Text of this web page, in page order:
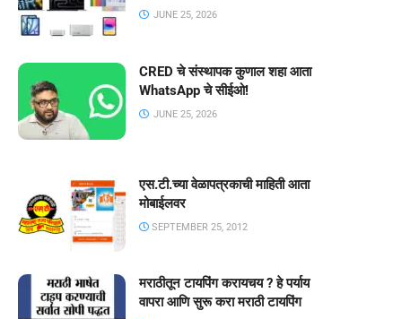
JUNE 25, 2026
CRED चे संस्थापक कुणाल शहा आता
WhatsApp चे सीईओ!
JUNE 25, 2026
एस.टी.च्या वेळापत्रकाची माहिती आता
मोबाईलवर
SEPTEMBER 25, 2012
मराठीतून टायपिंग करायचय ? हे पर्याय
वापरा आणि सुरू करा मराठी टायपिंग